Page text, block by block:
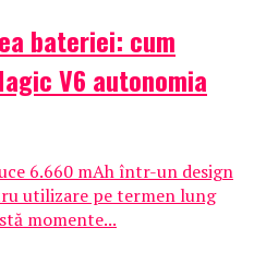
bateriei: cum
V6 autonomia
6.660 mAh într-un design
utilizare pe termen lung
momente...